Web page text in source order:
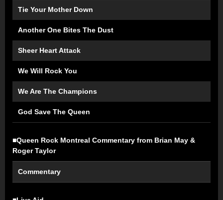
Tie Your Mother Down
Another One Bites The Dust
Sheer Heart Attack
We Will Rock You
We Are The Champions
God Save The Queen
■Queen Rock Montreal Commentary from Brian May &
Roger Taylor
Commentary